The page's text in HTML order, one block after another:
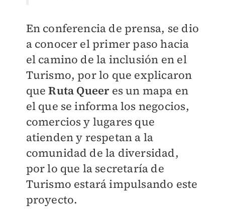
En conferencia de prensa, se dio
a conocer el primer paso hacia
el camino de la inclusión en el
Turismo, por lo que explicaron
queRuta Queeres un mapa en
el que se informa los negocios,
comercios y lugares que
atienden y respetan a la
comunidad de la diversidad,
por lo que la secretaría de
Turismo estará impulsando este
proyecto.